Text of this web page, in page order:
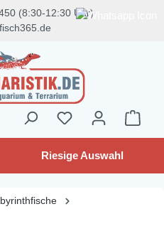
(8:30-12:30 Uhr)
Riesige Auswahl